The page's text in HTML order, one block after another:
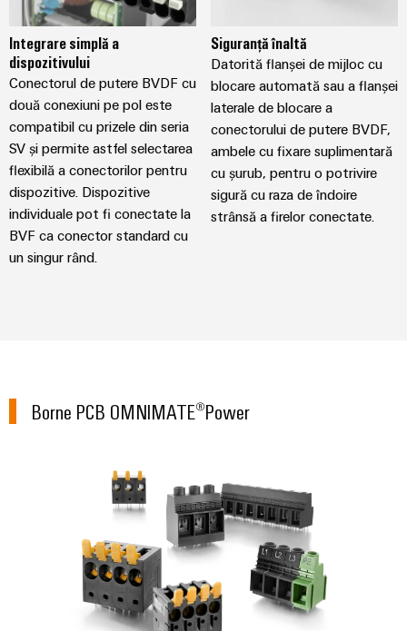
Integrare simplă a
dispozitivului
Conectorul de putere BVDF cu
două conexiuni pe pol este
compatibil cu prizele din seria
SV și permite astfel selectarea
flexibilă a conectorilor pentru
dispozitive. Dispozitive
individuale pot fi conectate la
BVF ca conector standard cu
un singur rând.
Siguranță înaltă
Datorită flanșei de mijloc cu
blocare automată sau a flanșei
laterale de blocare a
conectorului de putere BVDF,
ambele cu fixare suplimentară
cu șurub, pentru o potrivire
sigură cu raza de îndoire
strânsă a firelor conectate.
Borne PCB OMNIMATE®Power